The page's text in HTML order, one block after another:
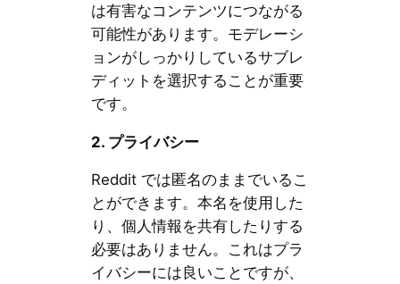
は有害なコンテンツにつながる
可能性があります。モデレーシ
ョンがしっかりしているサブレ
ディットを選択することが重要
です。
2. プライバシー
Reddit では匿名のままでいるこ
とができます。本名を使用した
り、個人情報を共有したりする
必要はありません。これはプラ
イバシーには良いことですが、